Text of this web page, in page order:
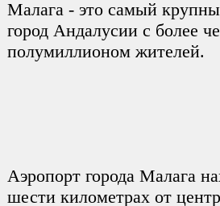
Малага - это самый
город Андалусии с более
полумиллионом жителей.
Аэропорт города Малага
шести километрах от